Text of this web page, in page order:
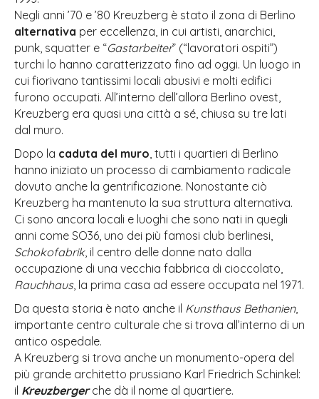
Negli anni ’70 e ’80 Kreuzberg è stato il zona di Berlino
alternativa per eccellenza, in cui artisti, anarchici,
punk, squatter e “Gastarbeiter” (“lavoratori ospiti”)
turchi lo hanno caratterizzato fino ad oggi. Un luogo in
cui fiorivano tantissimi locali abusivi e molti edifici
furono occupati. All’interno dell’allora Berlino ovest,
Kreuzberg era quasi una città a sé, chiusa su tre lati
dal muro.
Dopo la caduta del muro, tutti i quartieri di Berlino
hanno iniziato un processo di cambiamento radicale
dovuto anche la gentrificazione. Nonostante ciò
Kreuzberg ha mantenuto la sua struttura alternativa.
Ci sono ancora locali e luoghi che sono nati in quegli
anni come SO36, uno dei più famosi club berlinesi,
Schokofabrik, il centro delle donne nato dalla
occupazione di una vecchia fabbrica di cioccolato,
Rauchhaus, la prima casa ad essere occupata nel 1971.
Da questa storia è nato anche il Kunsthaus Bethanien,
importante centro culturale che si trova all’interno di un
antico ospedale.
A Kreuzberg si trova anche un monumento-opera del
più grande architetto prussiano Karl Friedrich Schinkel:
il Kreuzbergerche dà il nome al quartiere.